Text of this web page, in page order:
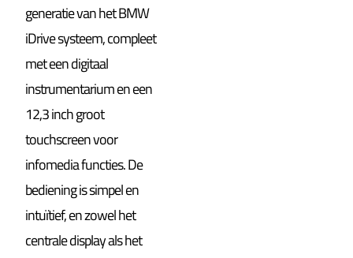
generatie van het BMW
iDrive systeem, compleet
met een digitaal
instrumentarium en een
12,3 inch groot
touchscreen voor
infomedia functies. De
bediening is simpel en
intuïtief, en zowel het
centrale display als het